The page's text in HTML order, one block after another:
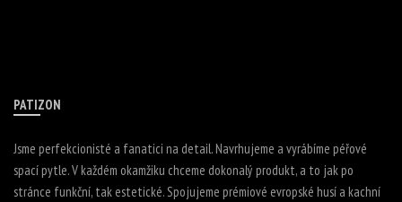
PATIZON
Jsme perfekcionisté a fanatici na detail. Navrhujeme a vyrábíme péřové
spací pytle. V každém okamžiku chceme dokonalý produkt, a to jak po
stránce funkční, tak estetické. Spojujeme prémiové evropské husí a kachní